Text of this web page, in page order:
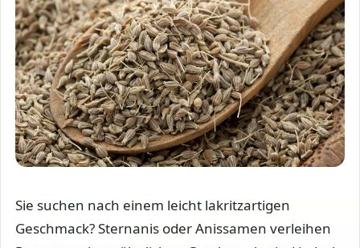
Sie suchen nach einem leicht lakritzartigen
Geschmack? Sternanis oder Anissamen verleihen